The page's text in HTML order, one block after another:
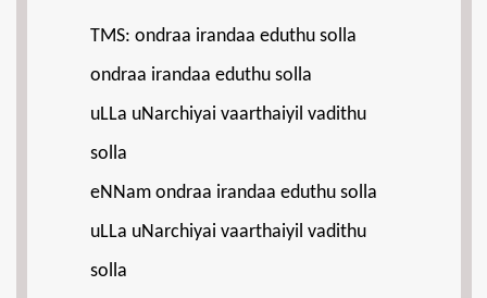
TMS: ondraa irandaa eduthu solla
ondraa irandaa eduthu solla
uLLa uNarchiyai vaarthaiyil vadithu
solla
eNNam ondraa irandaa eduthu solla
uLLa uNarchiyai vaarthaiyil vadithu
solla